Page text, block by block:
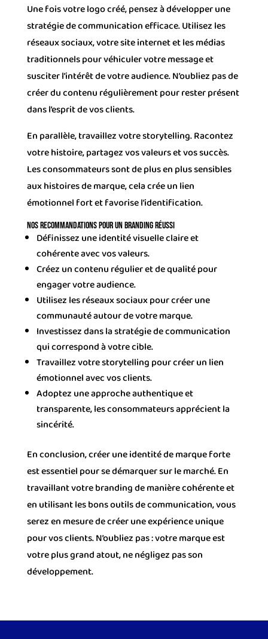
Une fois votre logo créé, pensez à développer une
stratégie de communication efficace. Utilisez les
réseaux sociaux, votre site internet et les médias
traditionnels pour véhiculer votre message et
susciter l’intérêt de votre audience. N’oubliez pas de
créer du contenu régulièrement pour rester présent
dans l’esprit de vos clients.
En parallèle, travaillez votre storytelling. Racontez
votre histoire, partagez vos valeurs et vos succès.
Les consommateurs sont de plus en plus sensibles
aux histoires de marque, cela crée un lien
émotionnel fort et favorise l’identification.
Nos recommandations pour un branding réussi
Définissez une identité visuelle claire et
cohérente avec vos valeurs.
Créez un contenu régulier et de qualité pour
engager votre audience.
Utilisez les réseaux sociaux pour créer une
communauté autour de votre marque.
Investissez dans la stratégie de communication
qui correspond à votre cible.
Travaillez votre storytelling pour créer un lien
émotionnel avec vos clients.
Adoptez une approche authentique et
transparente, les consommateurs apprécient la
sincérité.
En conclusion, créer une identité de marque forte
est essentiel pour se démarquer sur le marché. En
travaillant votre branding de manière cohérente et
en utilisant les bons outils de communication, vous
serez en mesure de créer une expérience unique
pour vos clients. N’oubliez pas : votre marque est
votre plus grand atout, ne négligez pas son
développement.